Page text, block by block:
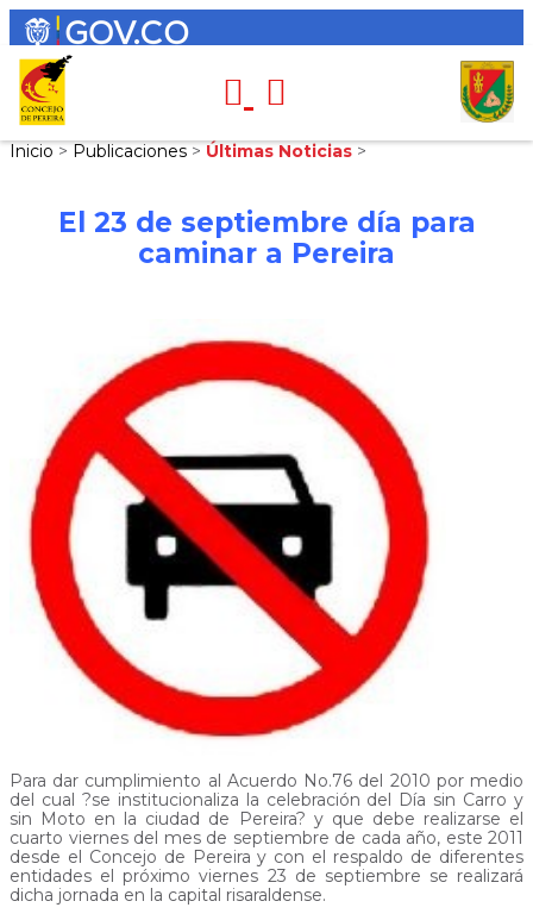
Inicio > Publicaciones > Últimas Noticias >
El 23 de septiembre día para
caminar a Pereira
Para dar cumplimiento al Acuerdo No.76 del 2010 por medio
del cual ?se institucionaliza la celebración del Día sin Carro y
sin Moto en la ciudad de Pereira? y que debe realizarse el
cuarto viernes del mes de septiembre de cada año, este 2011
desde el Concejo de Pereira y con el respaldo de diferentes
entidades el próximo viernes 23 de septiembre se realizará
dicha jornada en la capital risaraldense.